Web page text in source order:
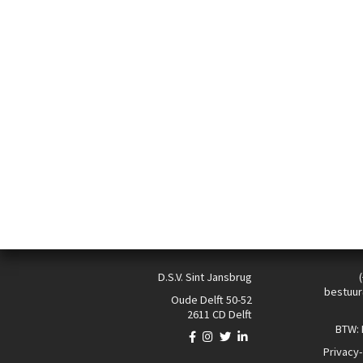
D.S.V. Sint Jansbrug
Oude Delft 50-52
2611 CD Delft